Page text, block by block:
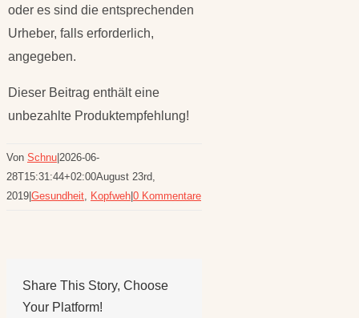
oder es sind die entsprechenden
Urheber, falls erforderlich,
angegeben.
Dieser Beitrag enthält eine
unbezahlte Produktempfehlung!
Von Schnu 2026-06-
28T15:31:44+02:00August 23rd,
2019 Gesundheit, Kopfweh 0 Kommentare
Share This Story, Choose
Your Platform!